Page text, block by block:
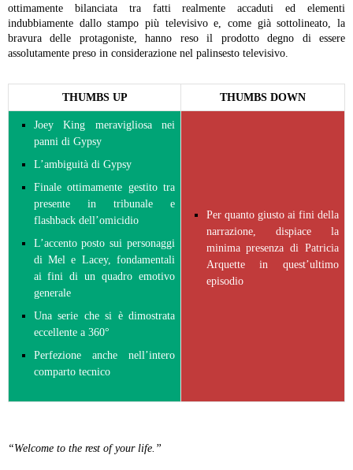
ottimamente bilanciata tra fatti realmente accaduti ed elementi
indubbiamente dallo stampo più televisivo e, come già sottolineato, la
bravura delle protagoniste, hanno reso il prodotto degno di essere
assolutamente preso in considerazione nel palinsesto televisivo.
THUMBS UP THUMBS DOWN
Joey King meravigliosa nei
panni di Gypsy
L’ambiguità di Gypsy
Finale ottimamente gestito tra
presente in tribunale e
flashback dell’omicidio
L’accento posto sui personaggi
di Mel e Lacey, fondamentali
ai fini di un quadro emotivo
generale
Una serie che si è dimostrata
eccellente a 360°
Perfezione anche nell’intero
comparto tecnico
Per quanto giusto ai fini della
narrazione, dispiace la
minima presenza di Patricia
Arquette in quest’ultimo
episodio
“Welcome to the rest of your life.”